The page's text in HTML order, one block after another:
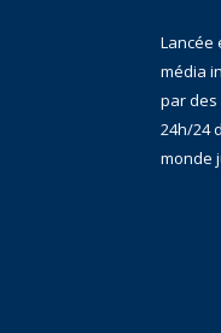
Lancée
média
par des
24h/24
monde